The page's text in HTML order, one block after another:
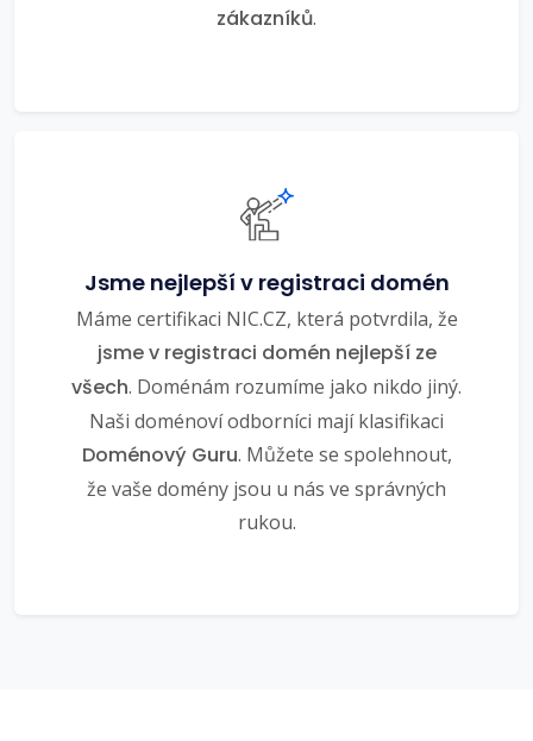
zákazníků.
Jsme nejlepší v registraci domén
Máme certifikaci NIC.CZ, která potvrdila, že
jsme v registraci domén nejlepší ze
všech. Doménám rozumíme jako nikdo jiný.
Naši doménoví odborníci mají klasifikaci
Doménový Guru. Můžete se spolehnout,
že vaše domény jsou u nás ve správných
rukou.